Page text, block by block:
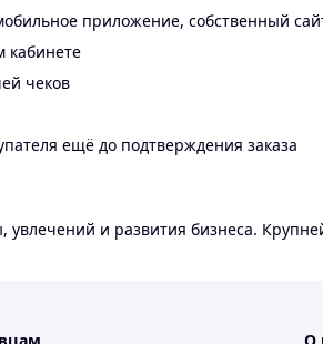
приложение, собственный
кабинете
чеков
ещё до подтверждения заказа
увлечений и развития бизнеса.